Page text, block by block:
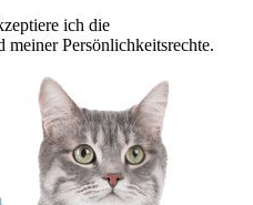
ich die
meiner Persönlichkeitsrechte.